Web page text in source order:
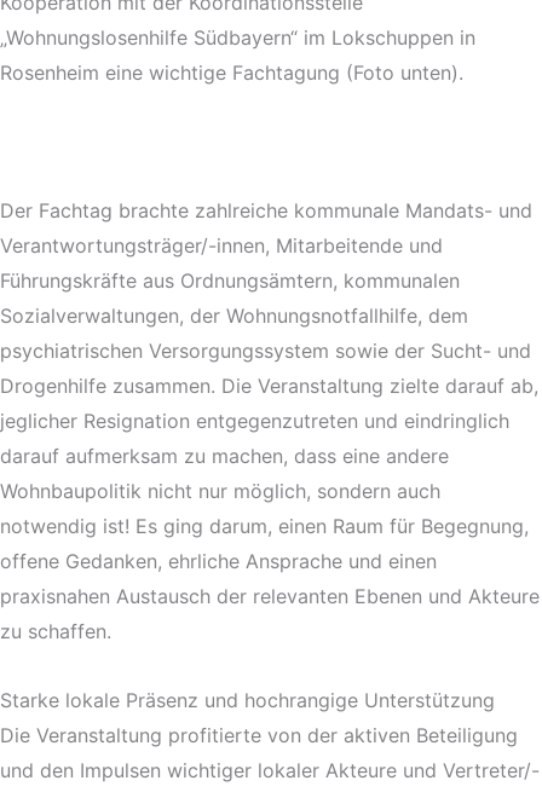
„Wohnungslosenhilfe Südbayern“ im Lokschuppen in
Rosenheim eine wichtige Fachtagung (Foto unten).
Der Fachtag brachte zahlreiche kommunale Mandats- und
Verantwortungsträger/-innen, Mitarbeitende und
Führungskräfte aus Ordnungsämtern, kommunalen
Sozialverwaltungen, der Wohnungsnotfallhilfe, dem
psychiatrischen Versorgungssystem sowie der Sucht- und
Drogenhilfe zusammen. Die Veranstaltung zielte darauf ab,
jeglicher Resignation entgegenzutreten und eindringlich
darauf aufmerksam zu machen, dass eine andere
Wohnbaupolitik nicht nur möglich, sondern auch
notwendig ist! Es ging darum, einen Raum für Begegnung,
offene Gedanken, ehrliche Ansprache und einen
praxisnahen Austausch der relevanten Ebenen und Akteure
zu schaffen.
Starke lokale Präsenz und hochrangige Unterstützung
Die Veranstaltung profitierte von der aktiven Beteiligung
und den Impulsen wichtiger lokaler Akteure und Vertreter/-